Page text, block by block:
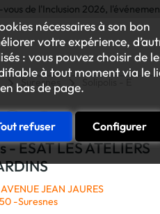
nécessaires à son bon
votre expérience,
: vous pouvez choisir de
à tout moment via le
bas de page.
refuser Configurer
de l'Inclusion 2026, l'événement
Suresnes
- ESAT LES ATELIERS
JEAN JAURES
-Suresnes